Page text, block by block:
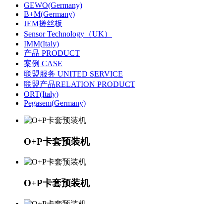
GEWO(Germany)
B+M(Germany)
JEM搓丝板
Sensor Technology（UK）
IMM(Italy)
产品 PRODUCT
案例 CASE
联盟服务 UNITED SERVICE
联盟产品RELATION PRODUCT
ORT(Italy)
Pegasem(Germany)
O+P卡套预装机
O+P卡套预装机